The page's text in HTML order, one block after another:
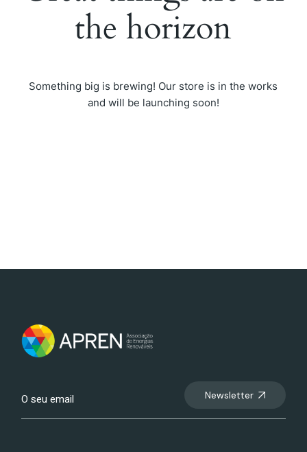
the horizon
Something big is brewing! Our store is in the works
and will be launching soon!
Newsletter